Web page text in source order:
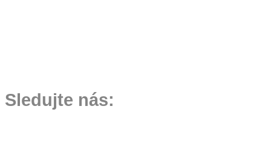
Sledujte nás: